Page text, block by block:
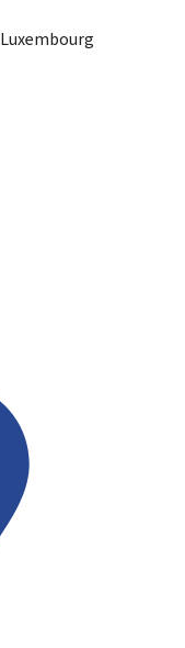
Luxembourg